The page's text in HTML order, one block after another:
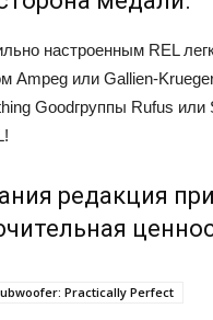
настроенным REL
Ampeg или Gallien-
Goodгруппы Rufus
редакция
Practically Perfect